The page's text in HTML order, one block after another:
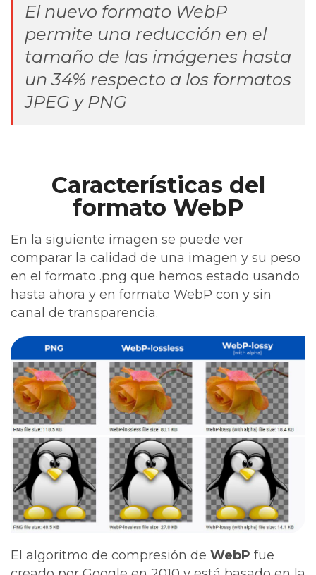
El nuevo formato WebP
permite una reducción en el
tamaño de las imágenes hasta
un 34% respecto a los formatos
JPEG y PNG
Características del
formato WebP
En la siguiente imagen se puede ver
comparar la calidad de una imagen y su peso
en el formato .png que hemos estado usando
hasta ahora y en formato WebP con y sin
canal de transparencia.
El algoritmo de compresión de WebP fue